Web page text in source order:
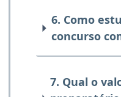
6. Como
concurso
7. Qual o